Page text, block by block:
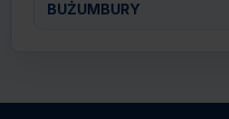
BUŻUMBURY